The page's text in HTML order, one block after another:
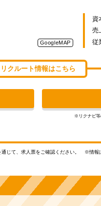
GoogleMAP
資
売
従
リクルート情報はこちら
※リクナビ等
じて、求人票をご確認ください。 ※情報